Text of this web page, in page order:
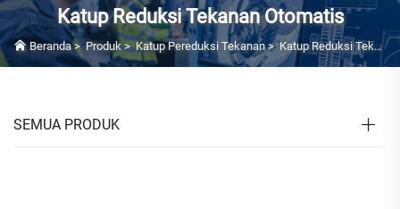
Katup Reduksi Tekanan Otomatis
Beranda>Produk>Katup Pereduksi Tekanan>Katup Reduksi Tekanan Otomatis
SEMUA PRODUK